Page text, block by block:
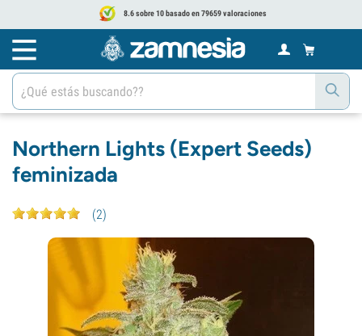
8.6 sobre 10 basado en 79659 valoraciones
Northern Lights (Expert Seeds)
feminizada
(2)